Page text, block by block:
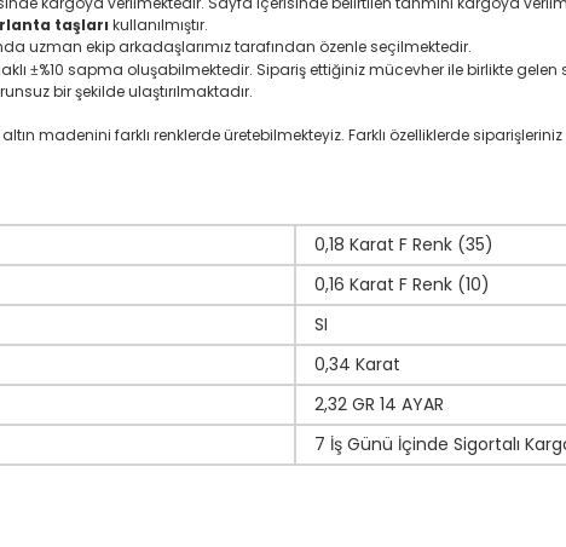
taşları kullanılmıştır.
uzman ekip arkadaşlarımız tarafından özenle seçilmektedir.
±%10 sapma oluşabilmektedir. Sipariş ettiğiniz mücevher ile birlikte
bir şekilde ulaştırılmaktadır.
madenini farklı renklerde üretebilmekteyiz. Farklı özelliklerde
0,18 Karat F Renk (35)
0,16 Karat F Renk (10)
SI
0,34 Karat
2,32 GR 14 AYAR
7 İş Günü İçinde Sigortalı